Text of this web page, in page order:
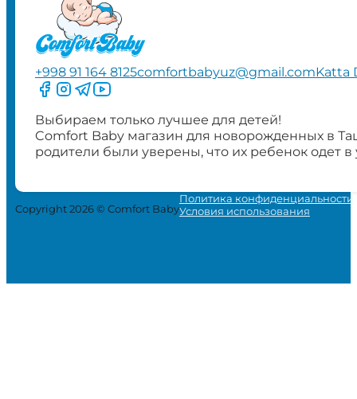
+998 91 164 8125comfortbabyuz@gmail.comKatta
Следите за нами на Facebook
Следите за нами в Instagram
Следите за нами в Telegram
Следите за нами в YouTube
Выбираем только лучшее для детей!
Comfort Baby магазин для новорожденных в
родители были уверены, что их ребенок одет
Copyright 2026 © Comfort Baby
Политика конфиденциальности
Условия использования